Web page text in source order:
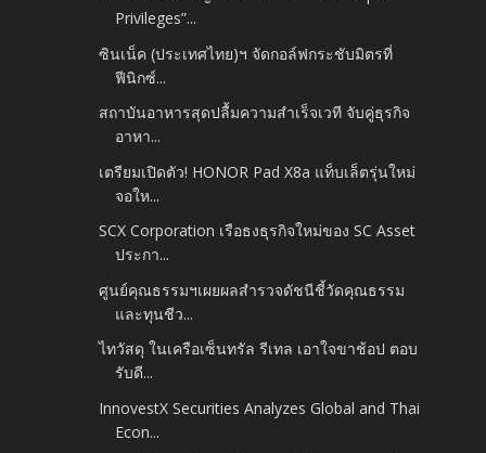
Privileges”...
ซินเน็ค (ประเทศไทย)ฯ จัดกอล์ฟกระชับมิตรที่
ฟีนิกซ์...
สถาบันอาหารสุดปลื้มความสำเร็จเวที จับคู่ธุรกิจ
อาหา...
เตรียมเปิดตัว! HONOR Pad X8a แท็บเล็ตรุ่นใหม่
จอให...
SCX Corporation เรือธงธุรกิจใหม่ของ SC Asset
ประกา...
ศูนย์คุณธรรมฯเผยผลสำรวจดัชนีชี้วัดคุณธรรม
และทุนชีว...
ไทวัสดุ ในเครือเซ็นทรัล รีเทล เอาใจขาช้อป ตอบ
รับดี...
InnovestX Securities Analyzes Global and Thai
Econ...